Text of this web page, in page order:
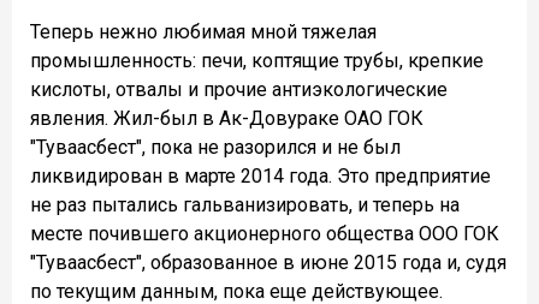
Теперь нежно любимая мной тяжелая
промышленность: печи, коптящие трубы, крепкие
кислоты, отвалы и прочие антиэкологические
явления. Жил-был в Ак-Довураке ОАО ГОК
"Туваасбест", пока не разорился и не был
ликвидирован в марте 2014 года. Это предприятие
не раз пытались гальванизировать, и теперь на
месте почившего акционерного общества ООО ГОК
"Туваасбест", образованное в июне 2015 года и, судя
по текущим данным, пока еще действующее.